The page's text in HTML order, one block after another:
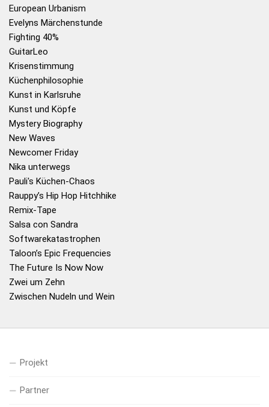
European Urbanism
Evelyns Märchenstunde
Fighting 40%
GuitarLeo
Krisenstimmung
Küchenphilosophie
Kunst in Karlsruhe
Kunst und Köpfe
Mystery Biography
New Waves
Newcomer Friday
Nika unterwegs
Pauli's Küchen-Chaos
Rauppy’s Hip Hop Hitchhike
Remix-Tape
Salsa con Sandra
Softwarekatastrophen
Taloon’s Epic Frequencies
The Future Is Now Now
Zwei um Zehn
Zwischen Nudeln und Wein
Projekt
Partner